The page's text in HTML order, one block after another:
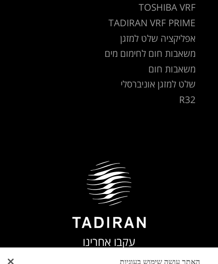
TOSHIBA VRF
TADIRAN VRF PRIME
אפליקציה שלט למזגן
משאבות חום לחימום מים
משאבות חום
שלט למזגן אוניברסלי
R32
עקבו אחרינו
האתר עושה שימוש בעוגיות